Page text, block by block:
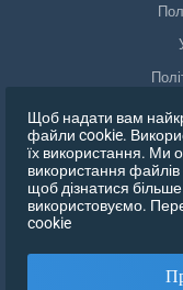
Щоб надати вам
файли cookie.
їх використання. Ми
використання
щоб дізнатися
використовуємо.
cookie